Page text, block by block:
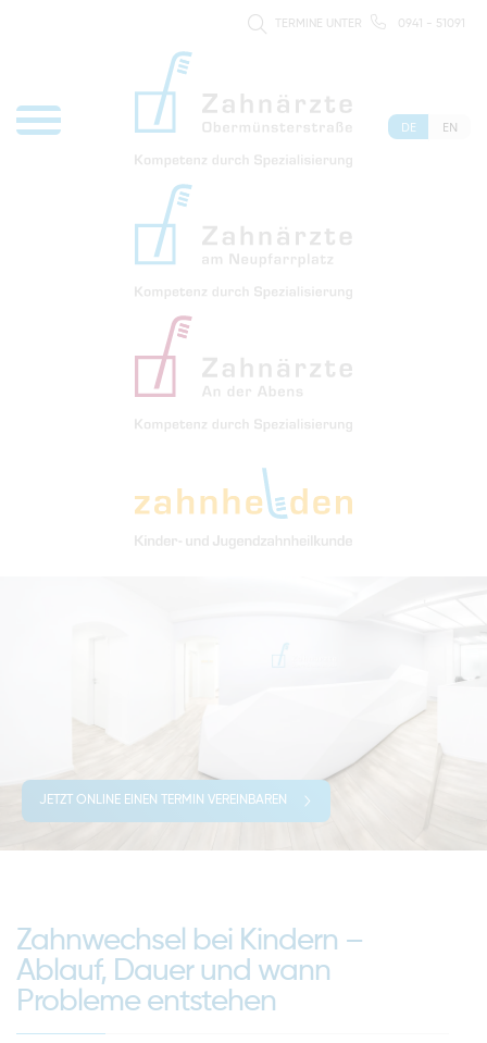
TERMINE UNTER 0941 - 51091
DE EN
JETZT ONLINE EINEN TERMIN VEREINBAREN
Zahnwechsel bei Kindern –
Ablauf, Dauer und wann
Probleme entstehen